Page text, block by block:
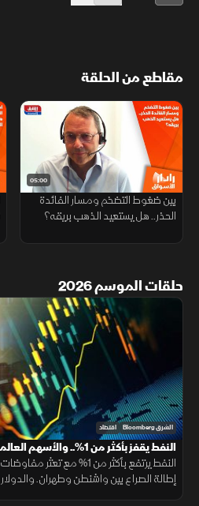
مقاطع من الحلقة
05:00
بين ضغوط التضخم ومسار الفائدة
الحذر.. هل يستعيد الذهب بريقه؟
حلقات الموسم 2026
الشرق Bloomberg اقتصاد
النفط يقفز بأكثر من 1%..
قياسي
النفط يرتفع بأكثر من 1% مع
إطالة الصراع بين واشنطن وطهران.